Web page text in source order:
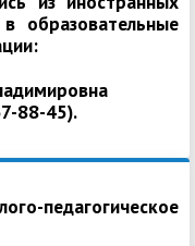
образовательные
88-45).
педагогическое